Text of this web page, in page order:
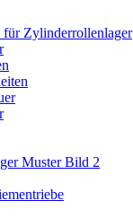
für Zylinderrollenlager